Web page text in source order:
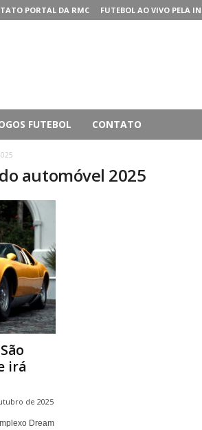
PORTAL DA RMC FUTEBOL AO VIVO PELA
FUTEBOL CONTATO
automóvel 2025
irá
de 2025
Dream